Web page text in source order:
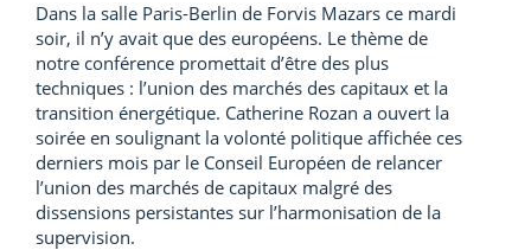
Dans la salle Paris-Berlin de Forvis Mazars ce mardi
soir, il n’y avait que des européens. Le thème de
notre conférence promettait d’être des plus
techniques : l’union des marchés des capitaux et la
transition énergétique. Catherine Rozan a ouvert la
soirée en soulignant la volonté politique affichée ces
derniers mois par le Conseil Européen de relancer
l’union des marchés de capitaux malgré des
dissensions persistantes sur l’harmonisation de la
supervision.